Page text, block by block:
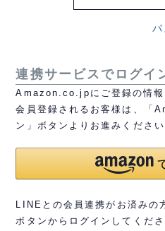
連携サービスでログイ
Amazon.co.jpにご登録の情報
会員登録されるお客様は、「
ン」ボタンよりお進みください
LINEとの会員連携がお済みの
ボタンからログインしてくださ